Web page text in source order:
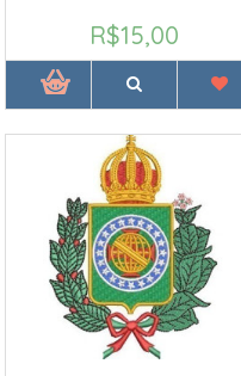
R$15,00